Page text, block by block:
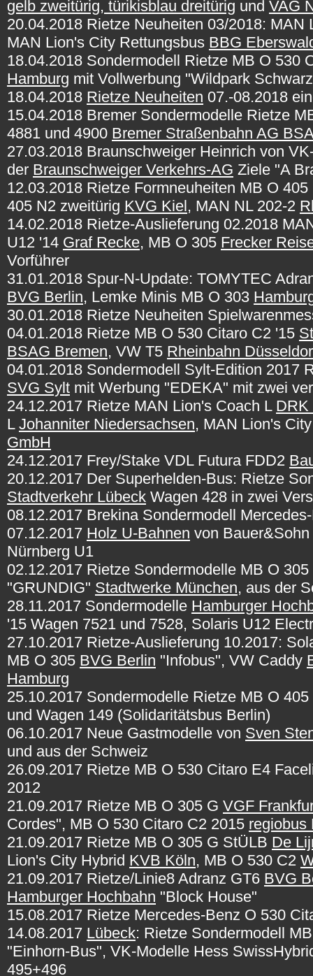
gelb zweitürig, türikisblau dreitürig und VAG
20.04.2018 Rietze Neuheiten 03/2018: MAN
MAN Lion's City Rettungsbus BBG
18.04.2018 Sondermodell Rietze MB O 530
Hamburg mit Vollwerbung "Wildpark
18.04.2018 Rietze Neuheiten 07.-08.2018
15.04.2018 Bremer Sondermodelle Rietze
4881 und 4900 Bremer Straßenbahn AG
27.03.2018 Braunschweiger Heinrich von
der Braunschweiger Verkehrs-AG Ziele "A
12.03.2018 Rietze Formneuheiten MB O
405 N2 zweitürig KVG Kiel, MAN NL 202-2
14.02.2018 Rietze-Auslieferung 02.2018
U12 '14 Graf Recke, MB O 305 Frecker
Vorführer
31.01.2018 Spur-N-Update: TOMYTEC
BVG Berlin, Lemke Minis MB O 303
30.01.2018 Rietze Neuheiten
04.01.2018 Rietze MB O 530 Citaro C2 '15
BSAG Bremen, VW T5 Rheinbahn
04.01.2018 Sondermodell Sylt-Edition 2017
SVG Sylt mit Werbung "EDEKA" mit zwei
24.12.2017 Rietze MAN Lion's Coach L DRK
L Johanniter Niedersachsen, MAN Lion's
GmbH
24.12.2017 Frey/Stake VDL Futura FDD2
20.12.2017 Der Superhelden-Bus: Rietze
Stadtverkehr Lübeck Wagen 428 in zwei
08.12.2017 Brekina Sondermodell
07.12.2017 Holz U-Bahnen von
Nürnberg U1
02.12.2017 Rietze Sondermodelle MB O
"GRUNDIG" Stadtwerke München, aus der
28.11.2017 Sondermodelle Hamburger
'15 Wagen 7521 und 7528, Solaris U12
27.10.2017 Rietze-Auslieferung 10.2017:
MB O 305 BVG Berlin "Infobus", VW Caddy
Hamburg
25.10.2017 Sondermodelle Rietze MB O 405
und Wagen 149 (Solidaritätsbus Berlin)
06.10.2017 Neue Gastmodelle von Sven
und aus der Schweiz
26.09.2017 Rietze MB O 530 Citaro E4
2012
21.09.2017 Rietze MB O 305 G VGF
Cordes", MB O 530 Citaro C2 2015 regiobus
21.09.2017 Rietze MB O 305 G StÜLB De
Lion's City Hybrid KVB Köln, MB O 530 C2
21.09.2017 Rietze/Linie8 Adranz GT6 BVG
Hamburger Hochbahn "Block House"
15.08.2017 Rietze Mercedes-Benz O 530
14.08.2017 Lübeck: Rietze Sondermodell
"Einhorn-Bus", VK-Modelle Hess
495+496